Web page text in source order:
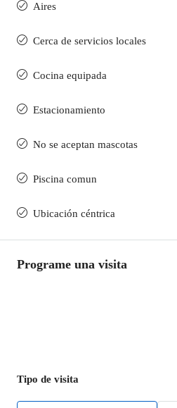
Aires
Cerca de servicios locales
Cocina equipada
Estacionamiento
No se aceptan mascotas
Piscina comun
Ubicación céntrica
Programe una visita
Tipo de visita